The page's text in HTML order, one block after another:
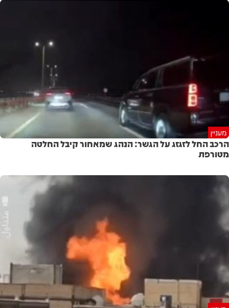
מעניין
הרכב החל לזגזג על הגשר: הנהג שמאחור קיבל החלטה
מטורפת